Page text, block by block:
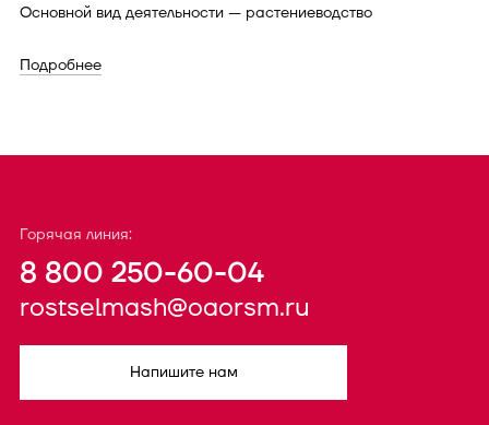
Основной вид деятельности — растениеводство
Подробнее
Горячая линия:
8 800 250-60-04
rostselmash@oaorsm.ru
Напишите нам